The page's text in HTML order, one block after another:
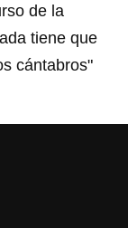
de la
tiene que
cántabros"